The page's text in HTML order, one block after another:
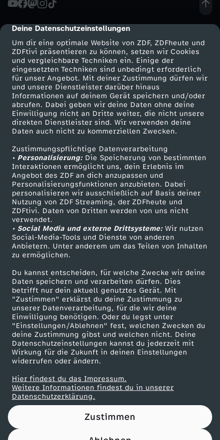
cmp-dialog-description
Deine Datenschutzeinstellungen
Um dir eine optimale Website von ZDF, ZDFheute und
ZDFtivi präsentieren zu können, setzen wir Cookies
und vergleichbare Techniken ein. Einige der
eingesetzten Techniken sind unbedingt erforderlich
für unser Angebot. Mit deiner Zustimmung dürfen wir
und unsere Dienstleister darüber hinaus
Informationen auf deinem Gerät speichern und/oder
abrufen. Dabei geben wir deine Daten ohne deine
Einwilligung nicht an Dritte weiter, die nicht unsere
direkten Dienstleister sind. Wir verwenden deine
Daten auch nicht zu kommerziellen Zwecken.
Zustimmungspflichtige Datenverarbeitung
• Personalisierung:Die Speicherung von bestimmten
Interaktionen ermöglicht uns, dein Erlebnis im
Angebot des ZDF an dich anzupassen und
Personalisierungsfunktionen anzubieten. Dabei
personalisieren wir ausschließlich auf Basis deiner
Nutzung von ZDF Streaming, der ZDFheute und
ZDFtivi. Daten von Dritten werden von uns nicht
verwendet.
• Social Media und externe Drittsysteme:Wir nutzen
Social-Media-Tools und Dienste von anderen
Anbietern. Unter anderem um das Teilen von Inhalten
zu ermöglichen.
Du kannst entscheiden, für welche Zwecke wir deine
Daten speichern und verarbeiten dürfen. Dies
betrifft nur dein aktuell genutztes Gerät. Mit
"Zustimmen" erklärst du deine Zustimmung zu
unserer Datenverarbeitung, für die wir deine
Einwilligung benötigen. Oder du legst unter
"Einstellungen/Ablehnen" fest, welchen Zwecken du
deine Zustimmung gibst und welchen nicht. Deine
Datenschutzeinstellungen kannst du jederzeit mit
Wirkung für die Zukunft in deinen Einstellungen
widerrufen oder ändern.
Hier findest du das Impressum.
Weitere Informationen findest du in unserer
Datenschutzerklärung.
Zustimmen
:
T
h
e
R
o
o
k
i
e
-
S
t
a
f
f
e
Mehr ZDF
ZDF-Apps
Smart TV
ZDFtext
Livestreams
Sendungen A-Z
TV-Programm
Service
ZDFmitreden
Kontakt zum ZDF
Tickets
Zuschauerservice
Hilfe
ZDF Unternehmen
Karriere
ZDF goes Schule
Werbefernsehen
Mainzelmännchen
Partner